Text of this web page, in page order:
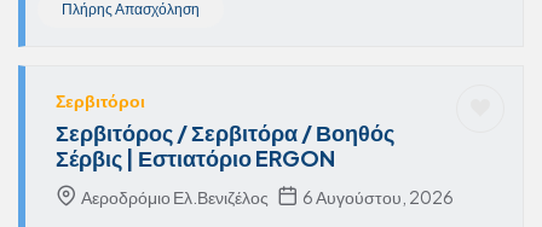
Πλήρης Απασχόληση
Σερβιτόροι
Σερβιτόρος / Σερβιτόρα / Βοηθός
Σέρβις | Εστιατόριο ERGON
Αεροδρόμιο Ελ.Βενιζέλος 6 Αυγούστου, 2026